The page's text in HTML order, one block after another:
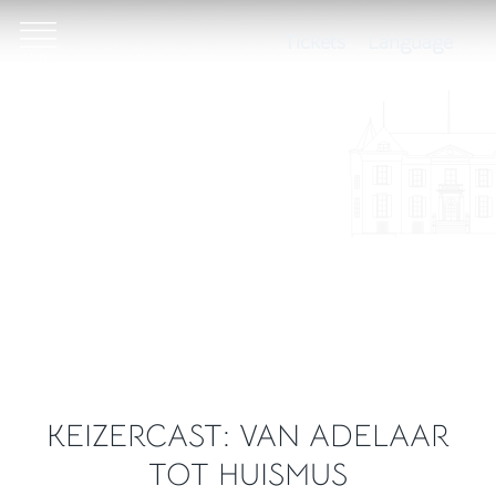
KEIZERCAST: VAN ADELAAR
TOT HUISMUS